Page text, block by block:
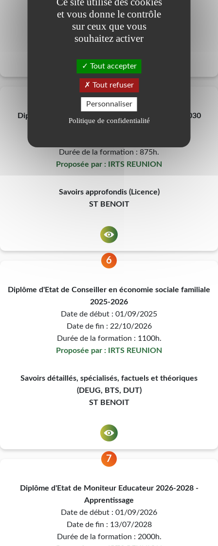
Savoirs approfondis (Licence)
ST BENOIT
5
Diplôme d'Etat d'Ingénierie Sociale (DEIS) 2027-2030
Durée de la formation : 875h.
Proposée par : IRTS REUNION
Savoirs approfondis (Licence)
ST BENOIT
6
Diplôme d'Etat de Conseiller en économie sociale familiale
2025-2026
Date de début : 01/09/2025
Date de fin : 22/10/2026
Durée de la formation : 1100h.
Proposée par : IRTS REUNION
Savoirs détaillés, spécialisés, factuels et théoriques
(DEUG, BTS, DUT)
ST BENOIT
7
Diplôme d'Etat de Moniteur Educateur 2026-2028 -
Apprentissage
Date de début : 01/09/2026
Date de fin : 13/07/2028
Durée de la formation : 2000h.
et vous donne le contrôle
sur ceux que vous
souhaitez activer
Tout accepter
Tout refuser
Personnaliser
Politique de confidentialité